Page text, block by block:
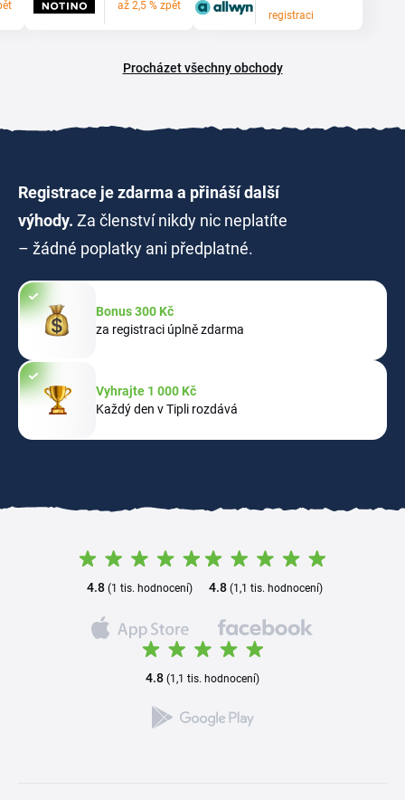
až 2,5 % zpět
registraci
Procházet všechny obchody
Registrace je zdarma a přináší další
výhody. Za členství nikdy nic neplatíte
– žádné poplatky ani předplatné.
Bonus 300 Kč
za registraci úplně zdarma
Vyhrajte 1 000 Kč
Každý den v Tipli rozdává
4.8 (1 tis. hodnocení) 4.8(1,1 tis. hodnocení)
4.8 (1,1 tis. hodnocení)